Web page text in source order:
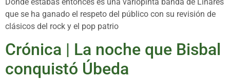
que se ha ganado el respeto del público con su revisión de
clásicos del rock y el pop patrio
Crónica | La noche que Bisbal
conquistó Úbeda